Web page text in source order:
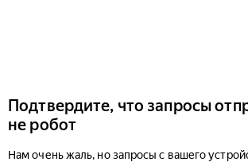
Подтвердите, что запросы
не робот
Нам очень жаль, но запросы с вашего